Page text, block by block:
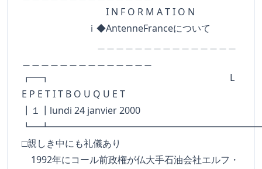
I N F O R M A T I O N
ｉ◆AntenneFranceについて
┏━┓ L
E P E T I T B O U Q U E T
┃１┃lundi 24 janvier 2000
□親しき中にも礼儀あり
1992年にコール前政権が仏大手石油会社エルフ・